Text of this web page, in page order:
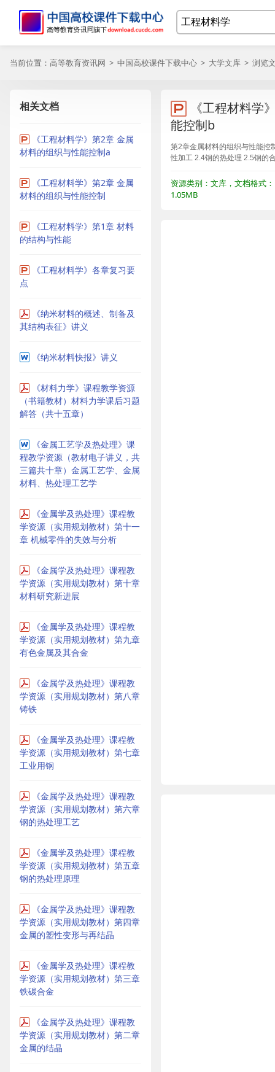
当前位置： 高等教育资讯网 > 中国高校课件下载中心 > 大学文库 > 浏览
相关文档
《工程材料学》第2章 金属
材料的组织与性能控制a
《工程材料学》第2章 金属
材料的组织与性能控制
《工程材料学》第1章 材料
的结构与性能
《工程材料学》各章复习要
点
《纳米材料的概述、制备及
其结构表征》讲义
《纳米材料快报》讲义
《材料力学》课程教学资源
（书籍教材）材料力学课后习题
解答（共十五章）
《金属工艺学及热处理》课
程教学资源（教材电子讲义，共
三篇共十章）金属工艺学、金属
材料、热处理工艺学
《金属学及热处理》课程教
学资源（实用规划教材）第十一
章 机械零件的失效与分析
《金属学及热处理》课程教
学资源（实用规划教材）第十章
材料研究新进展
《金属学及热处理》课程教
学资源（实用规划教材）第九章
有色金属及其合金
《金属学及热处理》课程教
学资源（实用规划教材）第八章
铸铁
《金属学及热处理》课程教
学资源（实用规划教材）第七章
工业用钢
《金属学及热处理》课程教
学资源（实用规划教材）第六章
钢的热处理工艺
《金属学及热处理》课程教
学资源（实用规划教材）第五章
钢的热处理原理
《金属学及热处理》课程教
学资源（实用规划教材）第四章
金属的塑性变形与再结晶
《金属学及热处理》课程教
学资源（实用规划教材）第三章
铁碳合金
《金属学及热处理》课程教
学资源（实用规划教材）第二章
金属的结晶
《工程材料学
能控制b
第2章金属材料的组织与性能控
性加工 2.4钢的热处理 2.5钢的
资源类别：文库，文档格式
1.05MB